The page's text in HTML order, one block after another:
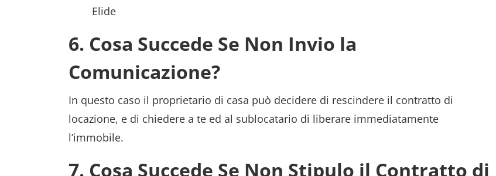
Elide
6. Cosa Succede Se Non Invio la
Comunicazione?
In questo caso il proprietario di casa può decidere di rescindere il contratto di
locazione, e di chiedere a te ed al sublocatario di liberare immediatamente
l’immobile.
7. Cosa Succede Se Non Stipulo il Contratto di